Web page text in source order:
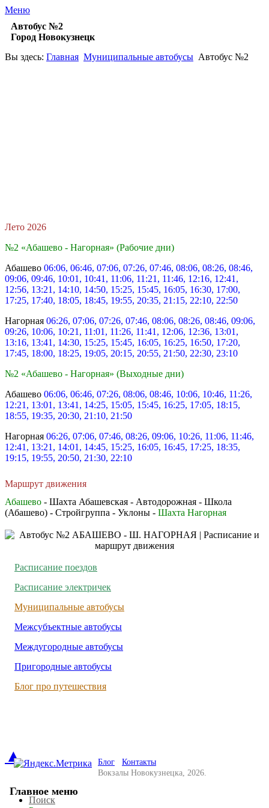
Меню
Автобус №2
Город Новокузнецк
Вы здесь: Главная Муниципальные автобусы Автобус №2
Лето 2026
№2 «Абашево - Нагорная» (Рабочие дни)
Абашево 06:06, 06:46, 07:06, 07:26, 07:46, 08:06, 08:26, 08:46,
09:06, 09:46, 10:01, 10:41, 11:06, 11:21, 11:46, 12:16, 12:41,
12:56, 13:21, 14:10, 14:50, 15:25, 15:45, 16:05, 16:30, 17:00,
17:25, 17:40, 18:05, 18:45, 19:55, 20:35, 21:15, 22:10, 22:50
Нагорная 06:26, 07:06, 07:26, 07:46, 08:06, 08:26, 08:46, 09:06,
09:26, 10:06, 10:21, 11:01, 11:26, 11:41, 12:06, 12:36, 13:01,
13:16, 13:41, 14:30, 15:25, 15:45, 16:05, 16:25, 16:50, 17:20,
17:45, 18:00, 18:25, 19:05, 20:15, 20:55, 21:50, 22:30, 23:10
№2 «Абашево - Нагорная» (Выходные дни)
Абашево 06:06, 06:46, 07:26, 08:06, 08:46, 10:06, 10:46, 11:26,
12:21, 13:01, 13:41, 14:25, 15:05, 15:45, 16:25, 17:05, 18:15,
18:55, 19:35, 20:30, 21:10, 21:50
Нагорная 06:26, 07:06, 07:46, 08:26, 09:06, 10:26, 11:06, 11:46,
12:41, 13:21, 14:01, 14:45, 15:25, 16:05, 16:45, 17:25, 18:35,
19:15, 19:55, 20:50, 21:30, 22:10
Маршрут движения
Абашево - Шахта Абашевская - Автодорожная - Школа
(Абашево) - Стройгруппа - Уклоны - Шахта Нагорная
Расписание поездов
Расписание электричек
Муниципальные автобусы
Межсубъектные автобусы
Междугородные автобусы
Пригородные автобусы
Блог про путешествия
▲ Блог
Контакты
Вокзалы Новокузнецка, 2026.
Главное меню
Поиск